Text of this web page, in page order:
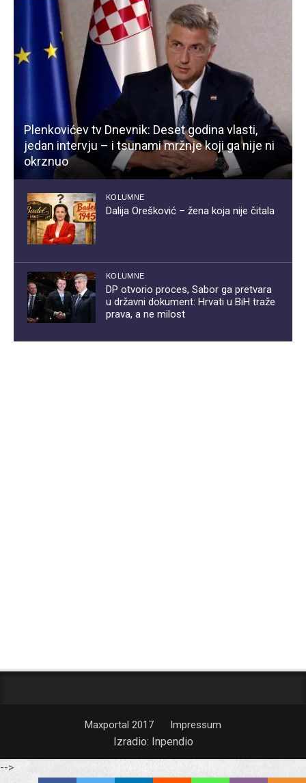
Plenkovićev tv Dnevnik: Deset godina vlasti,
jedan intervju – i tsunami mržnje koji ga nije ni
okrznuo
KOLUMNE
Dalija Orešković – žena koja nije čitala
KOLUMNE
DP otvorio proces, Sabor ga pretvara
u državni dokument: Hrvati u BiH traže
prava, a ne milost
Maxportal 2017 Impressum
Izradio: Inpendio
-->